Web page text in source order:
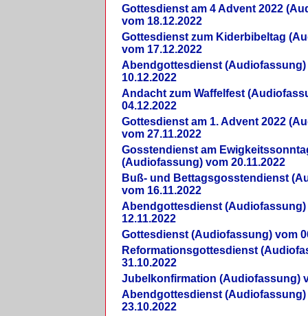
Gottesdienst am 4 Advent 2022
vom 18.12.2022
Gottesdienst zum Kiderbibeltag
vom 17.12.2022
Abendgottesdienst (Audiofassung)
10.12.2022
Andacht zum Waffelfest
04.12.2022
Gottesdienst am 1. Advent 2022
vom 27.11.2022
Gosstendienst am
(Audiofassung) vom 20.11.2022
Buß- und Bettagsgosstendienst
vom 16.11.2022
Abendgottesdienst (Audiofassung)
12.11.2022
Gottesdienst (Audiofassung) vom
Reformationsgottesdienst
31.10.2022
Jubelkonfirmation (Audiofassung)
Abendgottesdienst (Audiofassung)
23.10.2022